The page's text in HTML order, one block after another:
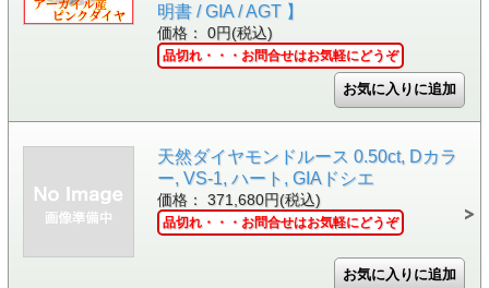
明書 / GIA / AGT 】
価格： 0円(税込)
品切れ・・・お問合せはお気軽にどうぞ
天然ダイヤモンドルース 0.50ct, Dカラ
ー, VS-1, ハート, GIAドシエ
価格： 371,680円(税込)
品切れ・・・お問合せはお気軽にどうぞ